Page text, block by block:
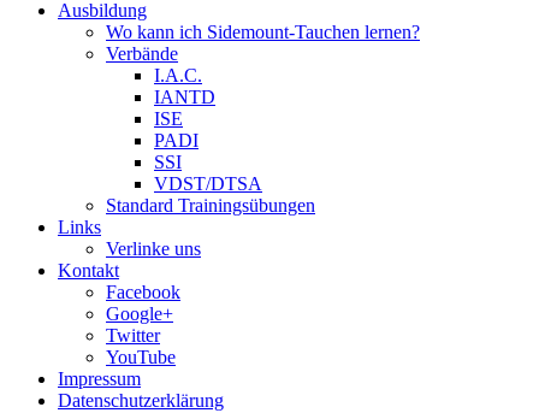
Ausbildung
Wo kann ich Sidemount-Tauchen lernen?
Verbände
I.A.C.
IANTD
ISE
PADI
SSI
VDST/DTSA
Standard Trainingsübungen
Links
Verlinke uns
Kontakt
Facebook
Google+
Twitter
YouTube
Impressum
Datenschutzerklärung